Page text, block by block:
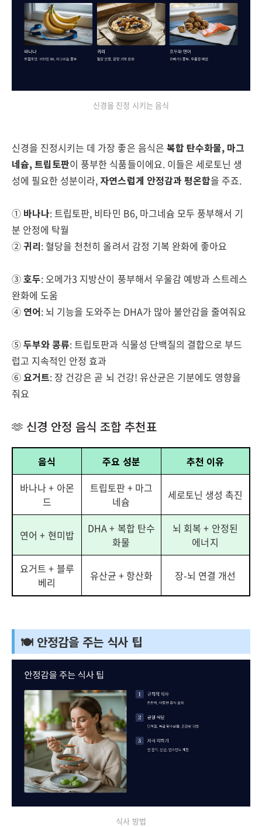
신경을 진정 시키는 음식
신경을 진정시키는 데 가장 좋은 음식은 복합 탄수화물, 마그
네슘, 트립토판이 풍부한 식품들이에요. 이들은 세로토닌 생
성에 필요한 성분이라, 자연스럽게 안정감과 평온함을 주죠.
① 바나나: 트립토판, 비타민 B6, 마그네슘 모두 풍부해서 기
분 안정에 탁월
②귀리: 혈당을 천천히 올려서 감정 기복 완화에 좋아요
③호두: 오메가3 지방산이 풍부해서 우울감 예방과 스트레스
완화에 도움
④ 연어: 뇌 기능을 도와주는 DHA가 많아 불안감을 줄여줘요
⑤두부와 콩류: 트립토판과 식물성 단백질의 결합으로 부드
럽고 지속적인 안정 효과
⑥요거트: 장 건강은 곧 뇌 건강! 유산균은 기분에도 영향을
줘요
🫶 신경 안정 음식 조합 추천표
음식 주요 성분
추천 이유
바나나 + 아몬
드
트립토판 + 마그
네슘
세로토닌 생성 촉진
연어 + 현미밥
DHA + 복합 탄수
화물
뇌 회복 + 안정된
에너지
요거트 + 블루
베리
유산균 + 항산화 장-뇌 연결 개선
🍽 안정감을 주는 식사 팁
식사 방법